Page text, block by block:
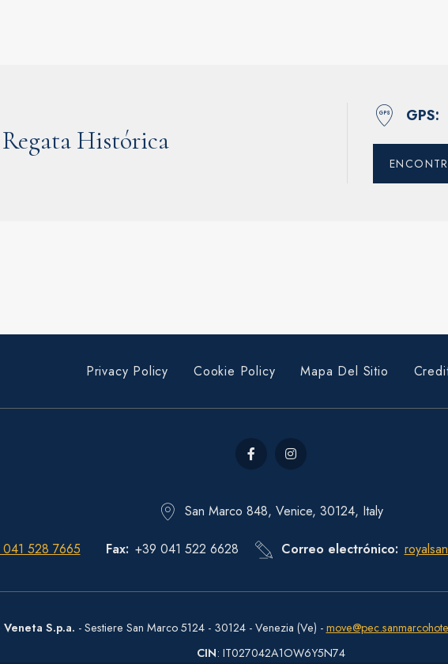
Regata Histórica
GPS
Privacy Policy Cookie Policy Mapa Del Sitio
San Marco 848, Venice, 30124, Italy
528 7665 Fax +39 041 522 6628 Correo electrónico
S.p.a. - Sestiere San Marco 5124 - 30124 - Venezia (Ve) -
CIN: IT027042A1OW6Y5N74